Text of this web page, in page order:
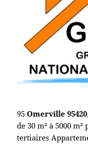
95Omerville 95420
de 30 m² à 5000
tertiaires